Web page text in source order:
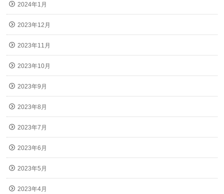
2024年1月
2023年12月
2023年11月
2023年10月
2023年9月
2023年8月
2023年7月
2023年6月
2023年5月
2023年4月